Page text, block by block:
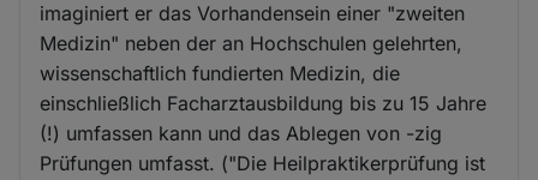
imaginiert er das Vorhandensein einer "zweiten
Medizin" neben der an Hochschulen gelehrten,
wissenschaftlich fundierten Medizin, die
einschließlich Facharztausbildung bis zu 15 Jahre
(!) umfassen kann und das Ablegen von -zig
Prüfungen umfasst. ("Die Heilpraktikerprüfung ist